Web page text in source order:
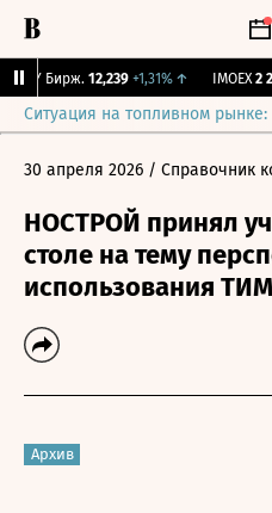
CNY Бирж. 12,239 +1,31% ↑ IMOEX 2
Ситуация на топливном
30 апреля 2026 / Справочник
НОСТРОЙ принял
столе на тему
использования
Архив